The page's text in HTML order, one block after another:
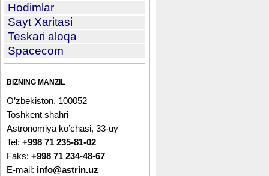
Hodimlar
Sayt Xaritasi
Teskari aloqa
Spacecom
BIZNING MANZIL
O’zbekiston, 100052
Toshkent shahri
Astronomiya ko’chasi, 33-uy
Tel: +998 71 235-81-02
Faks: +998 71 234-48-67
E-mail: info@astrin.uz